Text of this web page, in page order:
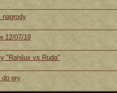
nagrody
12/07/19
"Rahilux vs Ruda"
do gry